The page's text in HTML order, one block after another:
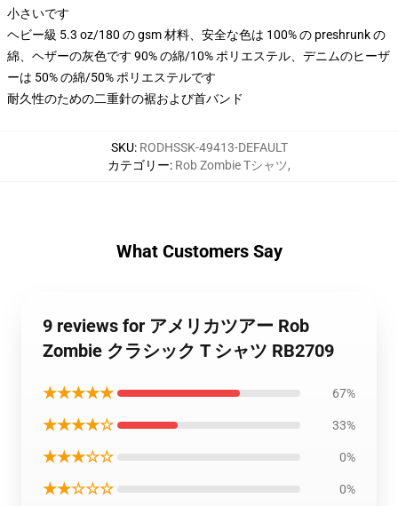
小さいです
ヘビー級 5.3 oz/180 の gsm 材料、安全な色は 100% の preshrunk の
綿、ヘザーの灰色です 90% の綿/10% ポリエステル、デニムのヒーザ
ーは 50% の綿/50% ポリエステルです
耐久性のための二重針の裾および首バンド
SKU: RODHSSK-49413-DEFAULT
カテゴリー: Rob Zombie Tシャツ,
What Customers Say
9 reviews for アメリカツアー Rob
Zombie クラシック T シャツ RB2709
★★★★★ 67%
★★★★☆ 33%
★★★☆☆ 0%
★★☆☆☆ 0%